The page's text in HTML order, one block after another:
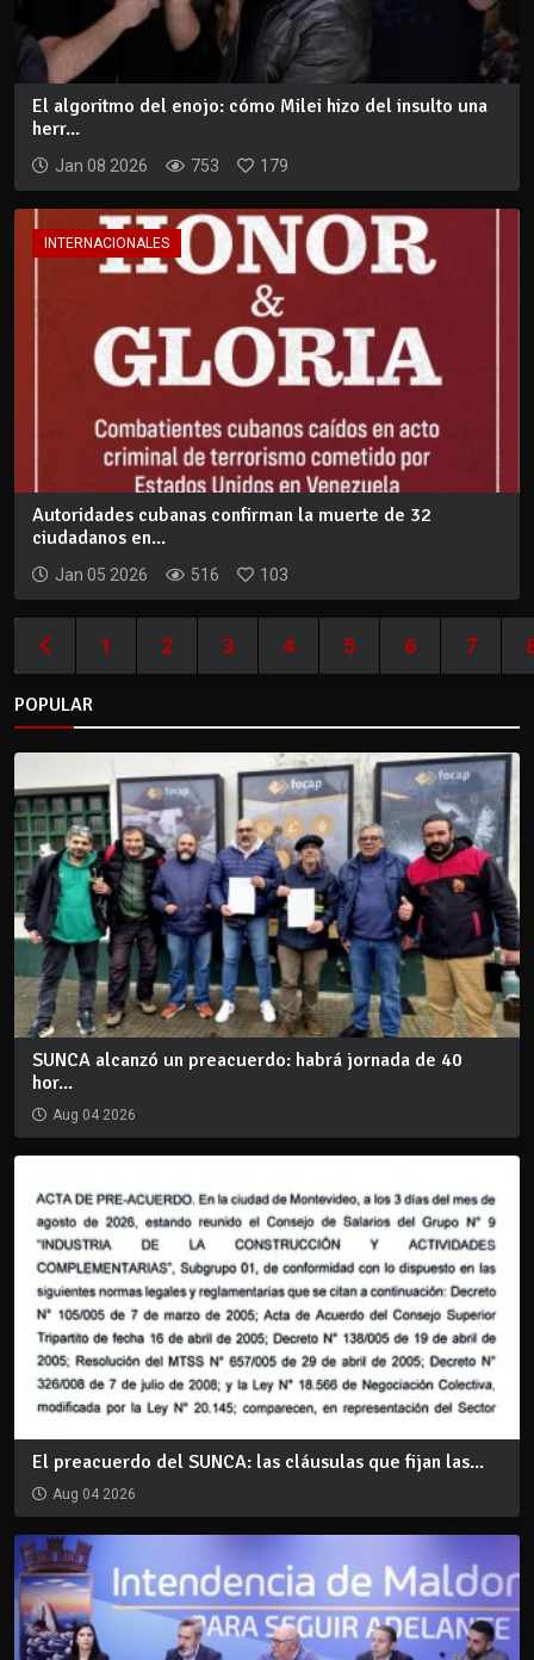
El algoritmo del enojo: cómo Milei hizo del insulto una
herr...
Jan 08 2026 753 179
INTERNACIONALES
Autoridades cubanas confirman la muerte de 32
ciudadanos en...
Jan 05 2026 516 103
1 2 3 4 5 6 7
POPULAR
SUNCA alcanzó un preacuerdo: habrá jornada de 40
hor...
Aug 04 2026
El preacuerdo del SUNCA: las cláusulas que fijan las...
Aug 04 2026